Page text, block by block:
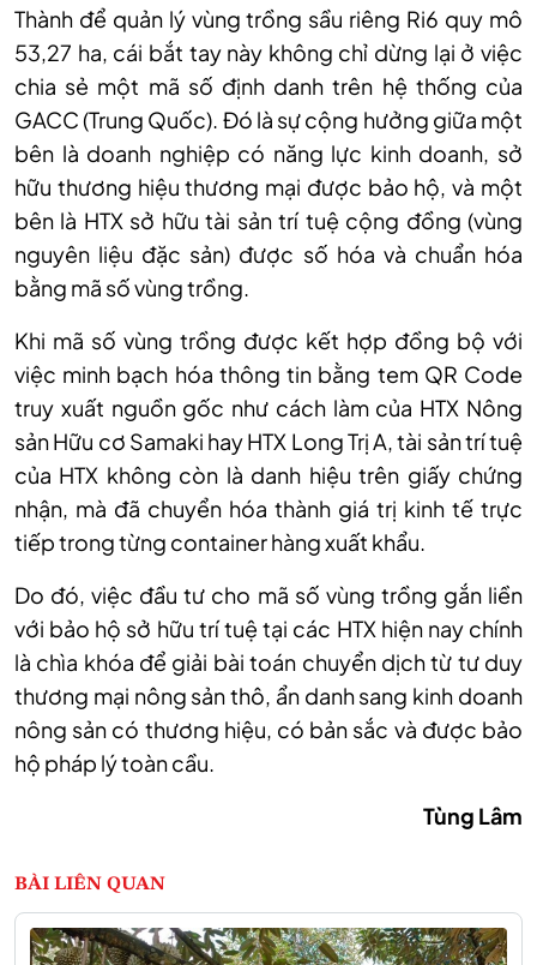
Thành để quản lý vùng trồng sầu riêng Ri6 quy mô
53,27 ha, cái bắt tay này không chỉ dừng lại ở việc
chia sẻ một mã số định danh trên hệ thống của
GACC (Trung Quốc). Đó là sự cộng hưởng giữa một
bên là doanh nghiệp có năng lực kinh doanh, sở
hữu thương hiệu thương mại được bảo hộ, và một
bên là HTX sở hữu tài sản trí tuệ cộng đồng (vùng
nguyên liệu đặc sản) được số hóa và chuẩn hóa
bằng mã số vùng trồng.
Khi mã số vùng trồng được kết hợp đồng bộ với
việc minh bạch hóa thông tin bằng tem QR Code
truy xuất nguồn gốc như cách làm của HTX Nông
sản Hữu cơ Samaki hay HTX Long Trị A, tài sản trí tuệ
của HTX không còn là danh hiệu trên giấy chứng
nhận, mà đã chuyển hóa thành giá trị kinh tế trực
tiếp trong từng container hàng xuất khẩu.
Do đó, việc đầu tư cho mã số vùng trồng gắn liền
với bảo hộ sở hữu trí tuệ tại các HTX hiện nay chính
là chìa khóa để giải bài toán chuyển dịch từ tư duy
thương mại nông sản thô, ẩn danh sang kinh doanh
nông sản có thương hiệu, có bản sắc và được bảo
hộ pháp lý toàn cầu.
Tùng Lâm
BÀI LIÊN QUAN